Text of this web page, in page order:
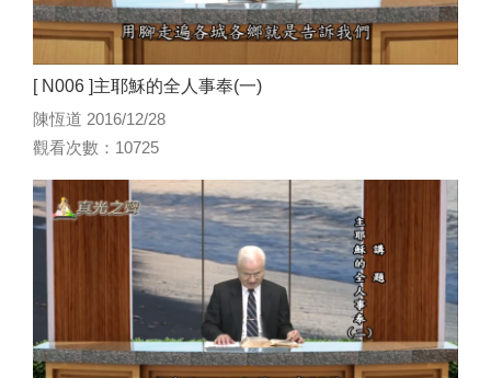
[ N006 ]主耶穌的全人事奉(一)
陳恆道 2016/12/28
觀看次數：10725